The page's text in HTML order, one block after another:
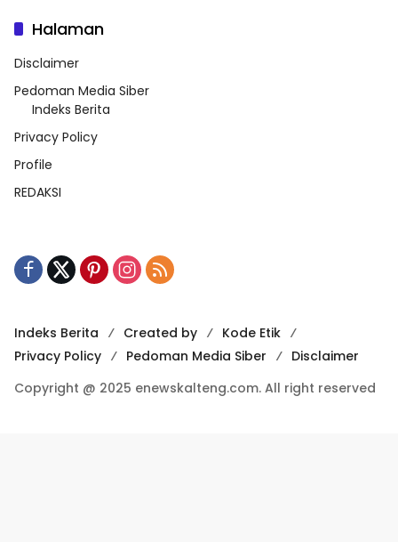
Halaman
Disclaimer
Pedoman Media Siber
Indeks Berita
Privacy Policy
Profile
REDAKSI
Indeks Berita Created by
Kode Etik
Privacy Policy
Pedoman Media Siber
Disclaimer
Copyright @ 2025 enewskalteng.com. All right reserved